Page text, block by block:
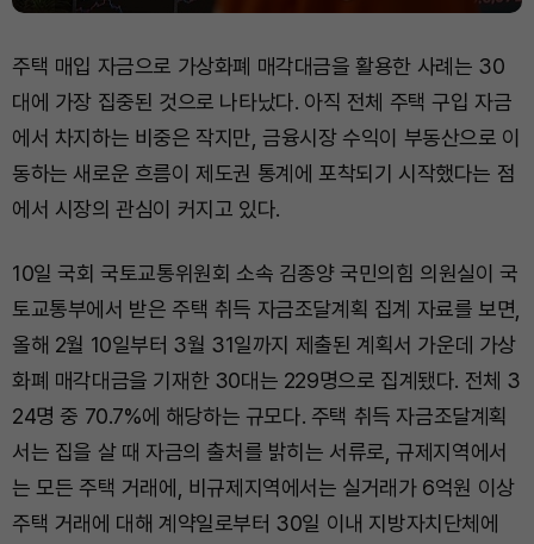
주택 매입 자금으로 가상화폐 매각대금을 활용한 사례는 30
대에 가장 집중된 것으로 나타났다. 아직 전체 주택 구입 자금
에서 차지하는 비중은 작지만, 금융시장 수익이 부동산으로 이
동하는 새로운 흐름이 제도권 통계에 포착되기 시작했다는 점
에서 시장의 관심이 커지고 있다.
10일 국회 국토교통위원회 소속 김종양 국민의힘 의원실이 국
토교통부에서 받은 주택 취득 자금조달계획 집계 자료를 보면,
올해 2월 10일부터 3월 31일까지 제출된 계획서 가운데 가상
화폐 매각대금을 기재한 30대는 229명으로 집계됐다. 전체 3
24명 중 70.7%에 해당하는 규모다. 주택 취득 자금조달계획
서는 집을 살 때 자금의 출처를 밝히는 서류로, 규제지역에서
는 모든 주택 거래에, 비규제지역에서는 실거래가 6억원 이상
주택 거래에 대해 계약일로부터 30일 이내 지방자치단체에